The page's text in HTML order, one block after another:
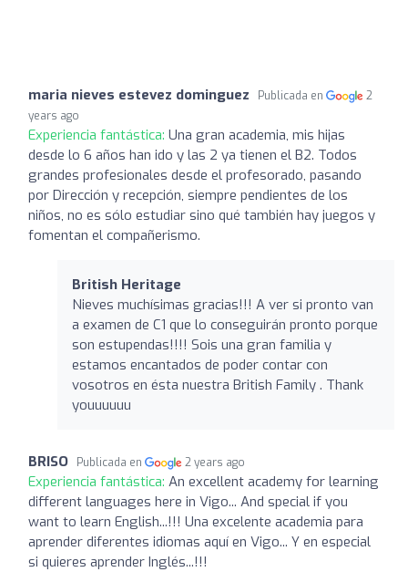
maria nieves estevez dominguez Publicada en
2
years ago
Experiencia fantástica: Una gran academia, mis hijas
desde lo 6 años han ido y las 2 ya tienen el B2. Todos
grandes profesionales desde el profesorado, pasando
por Dirección y recepción, siempre pendientes de los
niños, no es sólo estudiar sino qué también hay juegos y
fomentan el compañerismo.
British Heritage
Nieves muchísimas gracias!!! A ver si pronto van
a examen de C1 que lo conseguirán pronto porque
son estupendas!!!! Sois una gran familia y
estamos encantados de poder contar con
vosotros en ésta nuestra British Family . Thank
youuuuuu
BRISO Publicada en 2 years ago
Experiencia fantástica: An excellent academy for learning
different languages here in Vigo... And special if you
want to learn English...!!! Una excelente academia para
aprender diferentes idiomas aquí en Vigo... Y en especial
si quieres aprender Inglés...!!!